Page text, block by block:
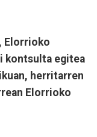
Elorrioko
kontsulta egitea
herritarren
Elorrioko